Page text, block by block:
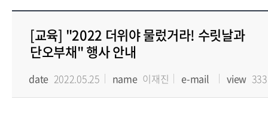
[교육] "2022 더위야 물렀거라! 수릿날과
단오부채" 행사 안내
date 2022.05.25 name 이재진 e-mail view 333